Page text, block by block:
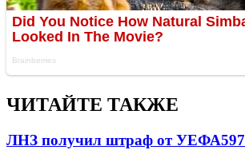
ЧИТАЙТЕ ТАКЖЕ
ЛНЗ получил штраф от УЕФА597